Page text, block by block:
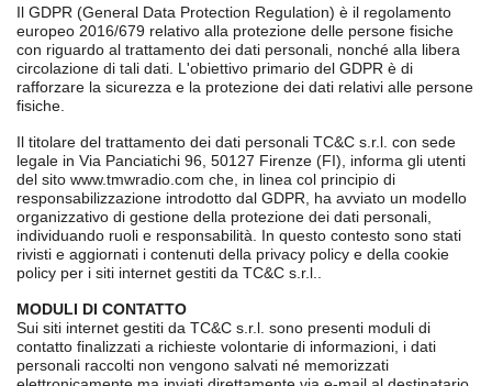
Il GDPR (General Data Protection Regulation) è il regolamento
europeo 2016/679 relativo alla protezione delle persone fisiche
con riguardo al trattamento dei dati personali, nonché alla libera
circolazione di tali dati. L'obiettivo primario del GDPR è di
rafforzare la sicurezza e la protezione dei dati relativi alle persone
fisiche.
Il titolare del trattamento dei dati personali TC&C s.r.l. con sede
legale in Via Panciatichi 96, 50127 Firenze (FI), informa gli utenti
del sito www.tmwradio.com che, in linea col principio di
responsabilizzazione introdotto dal GDPR, ha avviato un modello
organizzativo di gestione della protezione dei dati personali,
individuando ruoli e responsabilità. In questo contesto sono stati
rivisti e aggiornati i contenuti della privacy policy e della cookie
policy per i siti internet gestiti da TC&C s.r.l..
MODULI DI CONTATTO
Sui siti internet gestiti da TC&C s.r.l. sono presenti moduli di
contatto finalizzati a richieste volontarie di informazioni, i dati
personali raccolti non vengono salvati né memorizzati